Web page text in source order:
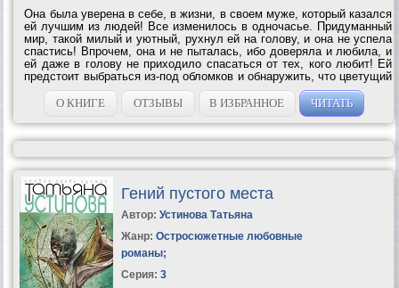
Она была уверена в себе, в жизни, в своем муже, который казался
ей лучшим из людей! Все изменилось в одночасье. Придуманный
мир, такой милый и уютный, рухнул ей на голову, и она не успела
спастись! Впрочем, она и не пыталась, ибо доверяла и любила, и
ей даже в голову не приходило спасаться от тех, кого любит! Ей
предстоит выбраться из-под обломков и обнаружить, что цветущий
сад, в котором она жила, превратился в груду дымящихся
развалин!.. Но...
О КНИГЕ ОТЗЫВЫ В ИЗБРАННОЕ ЧИТАТЬ
Гений пустого места
Автор: Устинова Татьяна
Жанр: Остросюжетные любовные
романы;
Серия: 3